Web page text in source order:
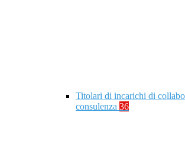
Titolari di incarichi di
consulenza 36